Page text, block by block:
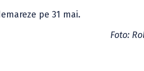
pe 31 mai.
Foto: